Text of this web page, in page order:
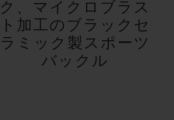
ク、マイクロブラス
ト加工のブラックセ
ラミック製スポーツ
バックル